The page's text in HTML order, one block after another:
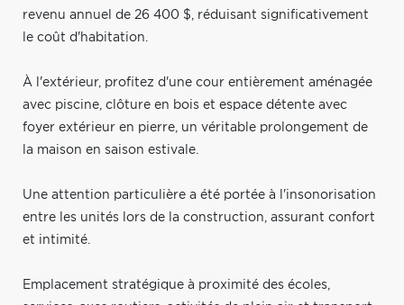
revenu annuel de 26 400 $, réduisant significativement
le coût d'habitation.
À l'extérieur, profitez d'une cour entièrement aménagée
avec piscine, clôture en bois et espace détente avec
foyer extérieur en pierre, un véritable prolongement de
la maison en saison estivale.
Une attention particulière a été portée à l'insonorisation
entre les unités lors de la construction, assurant confort
et intimité.
Emplacement stratégique à proximité des écoles,